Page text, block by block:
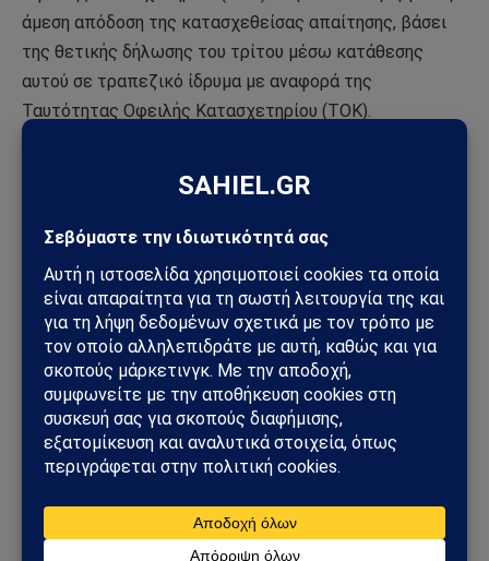
άμεση απόδοση της κατασχεθείσας απαίτησης, βάσει
της θετικής δήλωσης του τρίτου μέσω κατάθεσης
αυτού σε τραπεζικό ίδρυμα με αναφορά της
Ταυτότητας Οφειλής Κατασχετηρίου (ΤΟΚ).
ηλεκτρονικά και τα ηλεκτρονικά κατασχετήρια.
Ειδικά όσον αφορά στα ηλεκτρονικά κατασχετήρια,
ποσόν στα χέρια του τρίτου εντός των οριζόμενων
από τον νόμο προθεσμιών, καθώς και στην περίπτωση
που δεν υποβληθεί δήλωση ή υποβληθεί δήλωση
εκπροθέσμως ή παρατύπως διενεργείται βεβαίωση
του ποσού σε βάρος του τρίτου
18. Η απόδοση του κατασχεθέντος ποσού,
βάσει της
κατασχετηρίων διενεργείται μέσω του διατραπεζικού
συστήματος, με αναφορά στη μοναδική ταυτότητα